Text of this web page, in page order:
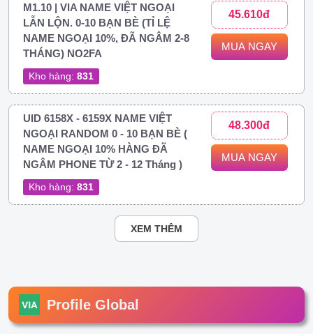
M1.10 | VIA NAME VIỆT NGOẠI
LẪN LỘN. 0-10 BẠN BÈ (TỈ LỆ
NAME NGOẠI 10%, ĐÃ NGÂM 2-8
THÁNG) NO2FA
Kho hàng: 831
45.610đ
MUA NGAY
UID 6158X - 6159X NAME VIỆT
NGOẠI RANDOM 0 - 10 BẠN BÈ (
NAME NGOẠI 10% HÀNG ĐÃ
NGÂM PHONE TỪ 2 - 12 Tháng )
Kho hàng: 831
48.300đ
MUA NGAY
XEM THÊM
Profile Global